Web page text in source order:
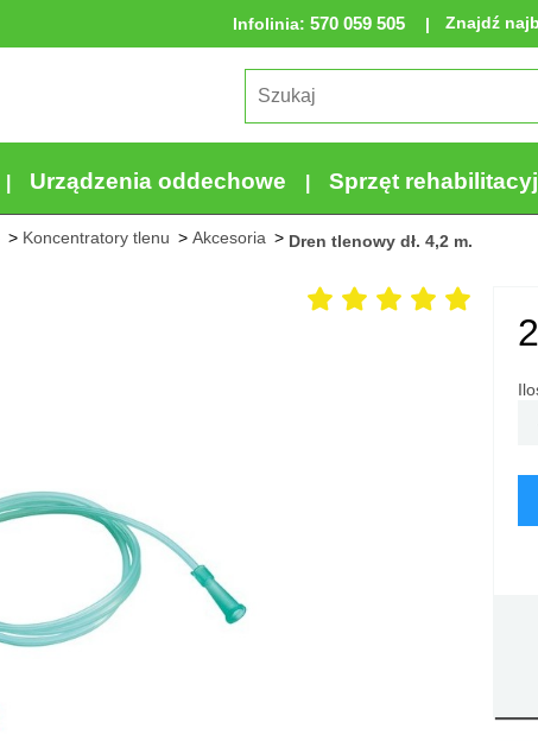
Infolinia: 570 059 505 Znajdź
Urządzenia oddechowe Sprzęt
Koncentratory tlenu Akcesoria Dren tlenowy dł. 4,2 m.